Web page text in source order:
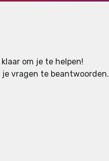
om je te helpen!
vragen te beantwoorden.